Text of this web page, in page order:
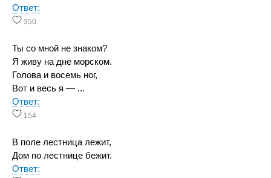
Ответ:
350
Ты со мной не знаком?
Я живу на дне морском.
Голова и восемь ног,
Вот и весь я — ...
Ответ:
154
В поле лестница лежит,
Дом по лестнице бежит.
Ответ: